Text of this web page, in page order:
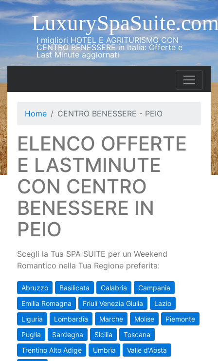
I migliori HOTEL E AGRITURISMO CON
CENTRO BENESSERE in Italia: Offerte e
Last Minute aggiornati
Home CENTRO BENESSERE - PEIO
ELENCO OFFERTE
E LASTMINUTE
CON CENTRO
BENESSERE IN
PEIO
Scegli la Tua SPA SUITE per un Weekend
Romantico nella Tua Regione preferita:
Abruzzo Basilicata Calabria
Campania
Emilia Romagna
Friuli Venezia Giulia
Lazio
Liguria
Lombardia Marche Molise
Piemonte
Puglia
Sardegna Sicilia
Toscana
Trentino Alto Adige
Umbria
Valle d'Aosta